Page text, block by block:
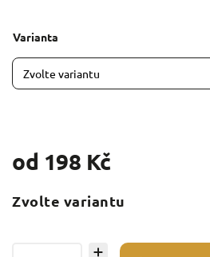
Varianta
od 198 Kč
Zvolte variantu